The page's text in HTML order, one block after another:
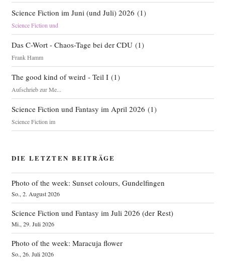
Science Fiction im Juni (und Juli) 2026 (1)
Science Fiction und
Das C-Wort - Chaos-Tage bei der CDU(1)
Frank Hamm
The good kind of weird - Teil I(1)
Aufschrieb zur Me...
Science Fiction und Fantasy im April 2026 (1)
Science Fiction im
DIE LETZTEN BEITRÄGE
Photo of the week: Sunset colours, Gundelfingen
So., 2. August 2026
Science Fiction und Fantasy im Juli 2026 (der Rest)
Mi., 29. Juli 2026
Photo of the week: Maracuja flower
So., 26. Juli 2026